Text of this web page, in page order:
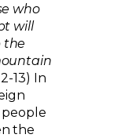
who
will
the
13) In
the